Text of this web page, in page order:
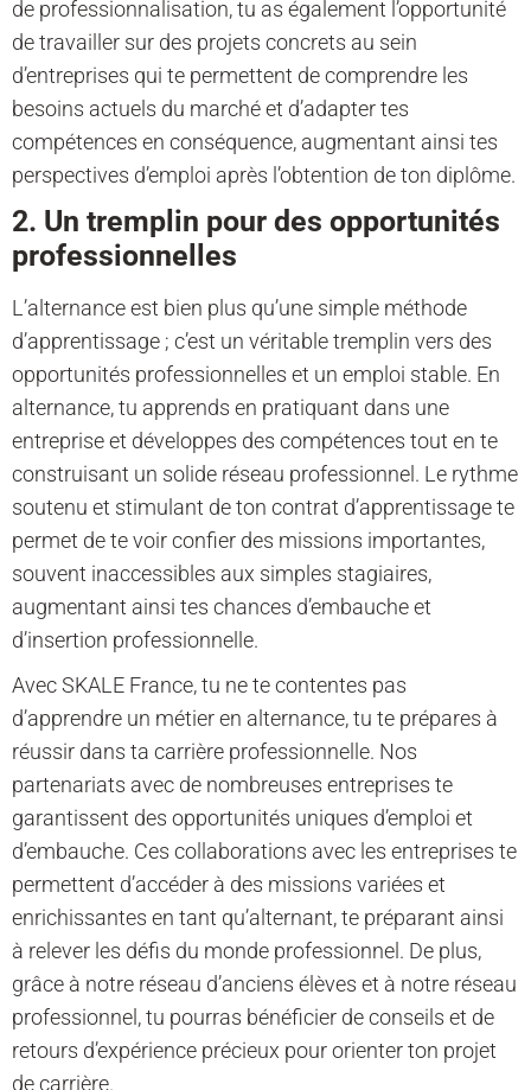
de professionnalisation, tu as également l’opportunité
de travailler sur des projets concrets au sein
d’entreprises qui te permettent de comprendre les
besoins actuels du marché et d’adapter tes
compétences en conséquence, augmentant ainsi tes
perspectives d’emploi après l’obtention de ton diplôme.
2. Un tremplin pour des opportunités
professionnelles
L’alternance est bien plus qu’une simple méthode
d’apprentissage ; c’est un véritable tremplin vers des
opportunités professionnelles et un emploi stable. En
alternance, tu apprends en pratiquant dans une
entreprise et développes des compétences tout en te
construisant un solide réseau professionnel. Le rythme
soutenu et stimulant de ton contrat d’apprentissage te
permet de te voir confier des missions importantes,
souvent inaccessibles aux simples stagiaires,
augmentant ainsi tes chances d’embauche et
d’insertion professionnelle.
Avec SKALE France, tu ne te contentes pas
d’apprendre un métier en alternance, tu te prépares à
réussir dans ta carrière professionnelle. Nos
partenariats avec de nombreuses entreprises te
garantissent des opportunités uniques d’emploi et
d’embauche. Ces collaborations avec les entreprises te
permettent d’accéder à des missions variées et
enrichissantes en tant qu’alternant, te préparant ainsi
à relever les défis du monde professionnel. De plus,
grâce à notre réseau d’anciens élèves et à notre réseau
professionnel, tu pourras bénéficier de conseils et de
retours d’expérience précieux pour orienter ton projet
de carrière.